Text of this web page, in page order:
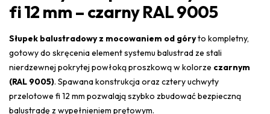
fi 12 mm – czarny RAL 9005
Słupek balustradowy z mocowaniem od góryto kompletny,
gotowy do skręcenia element systemu balustrad ze stali
nierdzewnej pokrytej powłoką proszkową w kolorze czarnym
(RAL 9005). Spawana konstrukcja oraz cztery uchwyty
przelotowe fi 12 mm pozwalają szybko zbudować bezpieczną
balustradę z wypełnieniem prętowym.